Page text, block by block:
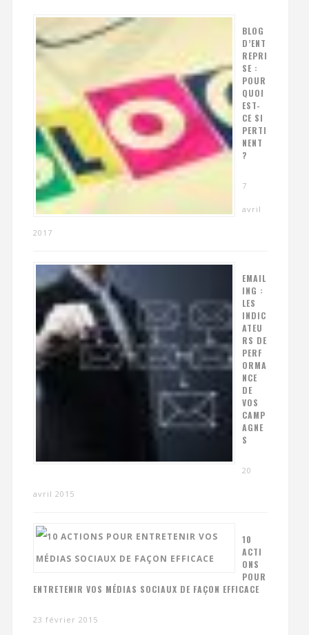
BLOG
D’ENT
REPRI
SE :
POUR
QUOI
EST-
CE SI
PERTI
NENT
?
7
avril
2017
EMAIL
ING :
LES
INDIC
ATEU
RS DE
PERF
ORMA
NCE
DE
VOS
CAMP
AGNE
S
20
avril 2015
10
ACTI
ONS
POUR
ENTRETENIR VOS MÉDIAS SOCIAUX DE FAÇON EFFICACE
23 février 2015